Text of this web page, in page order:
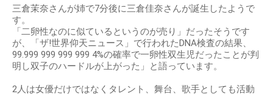
三倉茉奈さんが姉で7分後に三倉佳奈さんが誕生したようで
す。
「二卵性なのに似ているというのが売り」だったそうです
が、「ザ!世界仰天ニュース」で行われたDNA検査の結果、
99.999 999 999 999 4%の確率で一卵性双生児だったことが判
明し双子のハードルが上がった」と語っています。
2人は女優だけではなくタレント、舞台、歌手としても活動